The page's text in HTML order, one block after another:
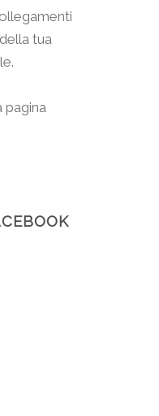
tua
pagina